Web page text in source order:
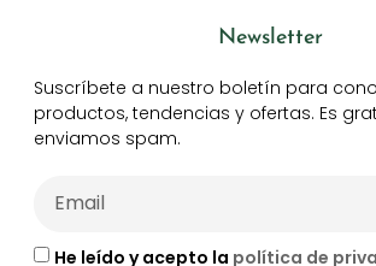
Newsletter
Suscríbete a nuestro boletín para
productos, tendencias y ofertas. Es
enviamos spam.
He leído y acepto la política de